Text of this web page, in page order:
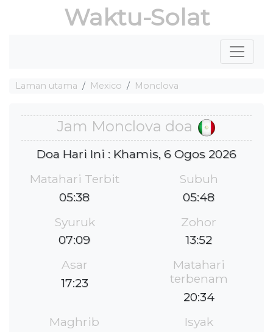
Waktu-Solat
Laman utama Mexico Monclova
Jam Monclova doa
Doa Hari Ini : Khamis, 6 Ogos 2026
Matahari Terbit
05:38
Subuh
05:48
Syuruk
07:09
Zohor
13:52
Asar
17:23
Matahari
terbenam
20:34
Maghrib
Isyak